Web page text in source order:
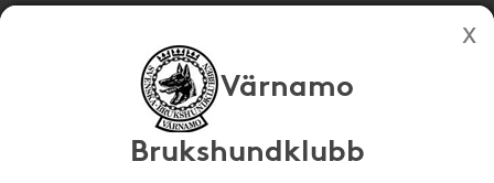
Köp genom denna sida stöttar Värnamo Brukshundklubb
Värnamo
Brukshundklubb